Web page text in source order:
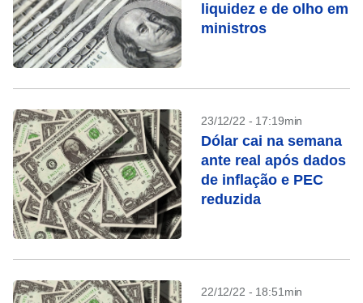
liquidez e de olho em
ministros
23/12/22 - 17:19min
Dólar cai na semana
ante real após dados
de inflação e PEC
reduzida
22/12/22 - 18:51min